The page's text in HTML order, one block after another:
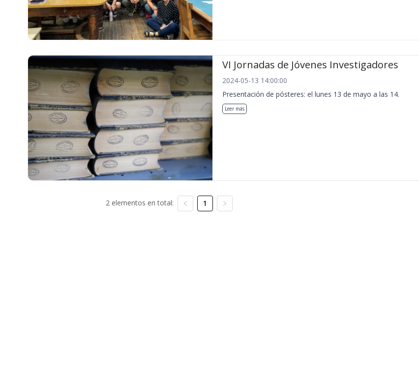
VI Jornadas de Jóvenes Investigadores
2024-05-13 14:00:00
Presentación de pósteres: el lunes 13 de mayo a las 14.
Leer más
2 elementos en total: 1